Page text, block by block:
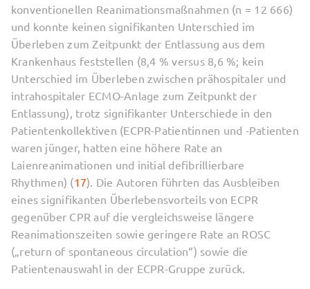
konventionellen Reanimationsmaßnahmen (n = 12 666)
und konnte keinen signifikanten Unterschied im
Überleben zum Zeitpunkt der Entlassung aus dem
Krankenhaus feststellen (8,4 % versus 8,6 %; kein
Unterschied im Überleben zwischen prähospitaler und
intrahospitaler ECMO-Anlage zum Zeitpunkt der
Entlassung), trotz signifikanter Unterschiede in den
Patientenkollektiven (ECPR-Patientinnen und -Patienten
waren jünger, hatten eine höhere Rate an
Laienreanimationen und initial defibrillierbare
Rhythmen) (17). Die Autoren führten das Ausbleiben
eines signifikanten Überlebensvorteils von ECPR
gegenüber CPR auf die vergleichsweise längere
Reanimationszeiten sowie geringere Rate an ROSC
(„return of spontaneous circulation“) sowie die
Patientenauswahl in der ECPR-Gruppe zurück.